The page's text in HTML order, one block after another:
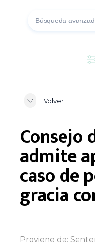
Volver
Consejo
admite
caso de
gracia
Proviene de: